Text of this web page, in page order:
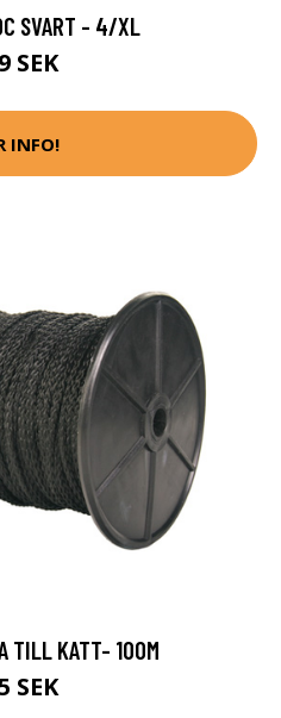
SVART - 4/XL
SEK
INFO!
TILL KATT- 100M
SEK